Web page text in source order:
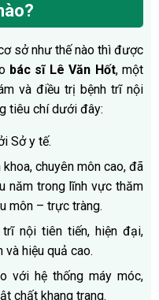
sở như thế nào thì được
bác sĩ Lê Văn Hốt, một
và điều trị bệnh trĩ nội
tiêu chí dưới đây:
Sở y tế.
chuyên môn cao, đã
năm trong lĩnh vực thăm
môn – trực tràng.
nội tiên tiến, hiện đại,
hiệu quả cao.
với hệ thống máy móc,
chất khang trang.